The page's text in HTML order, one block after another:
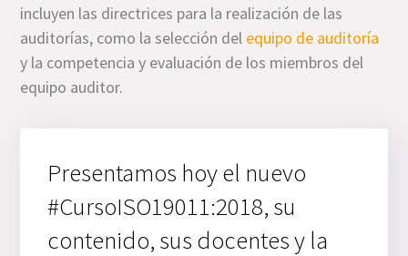
incluyen las directrices para la realización de las
auditorías, como la selección del equipo de auditoría
y la competencia y evaluación de los miembros del
equipo auditor.
Presentamos hoy el nuevo
#CursoISO19011:2018, su
contenido, sus docentes y la